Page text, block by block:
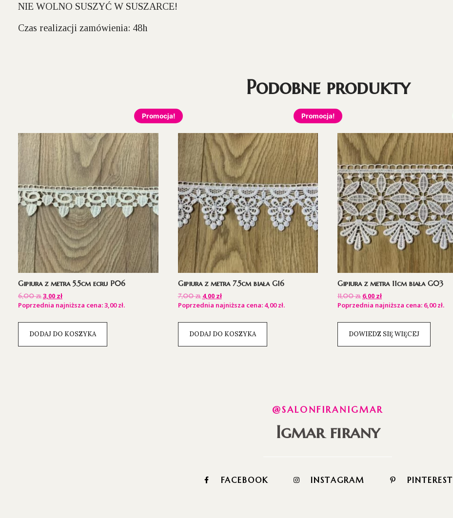
NIE WOLNO SUSZYĆ W SUSZARCE!
Czas realizacji zamówienia: 48h
Podobne produkty
Promocja!
Gipiura z metra 5.5cm ecru P06
6,00zł3,00 zł
Poprzednia najniższa cena:3,00zł.
DODAJ DO KOSZYKA
Promocja!
Gipiura z metra 7.5cm biała G16
7,00zł 4,00 zł
Poprzednia najniższa cena: 4,00zł.
DODAJ DO KOSZYKA
Gipiura z metra 11cm biała G03
11,00zł 6,00 zł
Poprzednia najniższa cena: 6,00zł.
DOWIEDZ SIĘ WIĘCEJ
@SALONFIRANIGMAR
Igmar firany
FACEBOOK INSTAGRAM PINTEREST